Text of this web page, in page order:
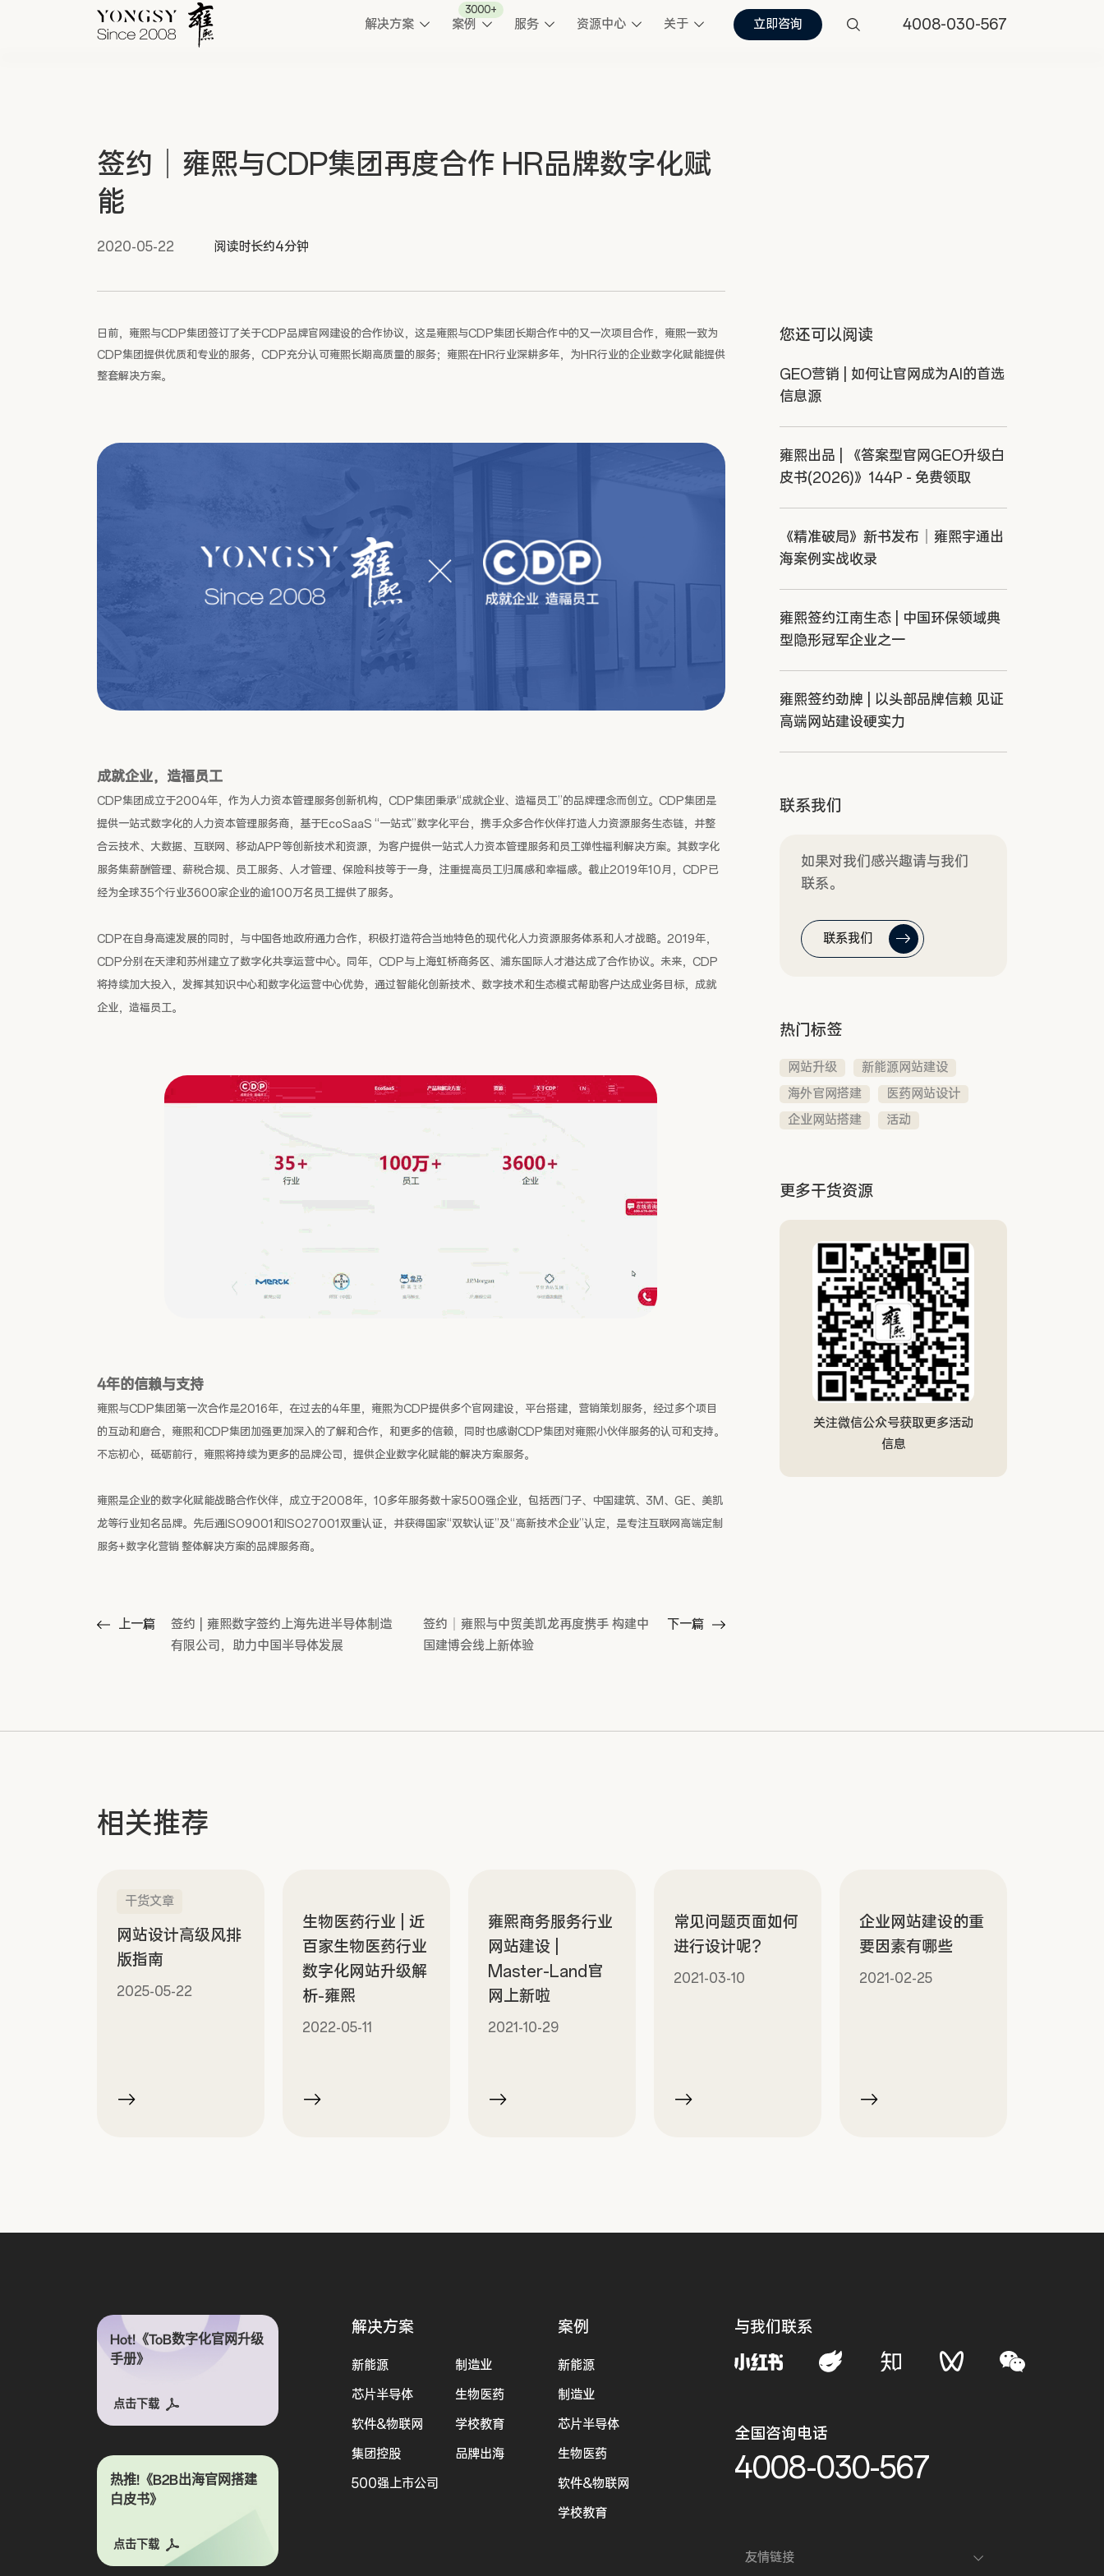
解决方案 案例
3000+
服务 资源中心 关于 立即咨询
新能源案例
4008-030-567
签约｜雍熙与CDP集团再度合作 HR品牌数字化赋
能
2020-05-22 阅读时长约4分钟
日前，雍熙与CDP集团签订了关于CDP品牌官网建设的合作协议，这是雍熙与CDP集团长期合作中的又一次项目合作，雍熙一致为
CDP集团提供优质和专业的服务，CDP充分认可雍熙长期高质量的服务；雍熙在HR行业深耕多年，为HR行业的企业数字化赋能提供
整套解决方案。
成就企业，造福员工
CDP集团成立于2004年，作为人力资本管理服务创新机构，CDP集团秉承“成就企业、造福员工”的品牌理念而创立。CDP集团是
提供一站式数字化的人力资本管理服务商，基于EcoSaaS “一站式”数字化平台，携手众多合作伙伴打造人力资源服务生态链，并整
合云技术、大数据、互联网、移动APP等创新技术和资源，为客户提供一站式人力资本管理服务和员工弹性福利解决方案。其数字化
服务集薪酬管理、薪税合规、员工服务、人才管理、保险科技等于一身，注重提高员工归属感和幸福感。截止2019年10月，CDP已
经为全球35个行业3600家企业的逾100万名员工提供了服务。
CDP在自身高速发展的同时，与中国各地政府通力合作，积极打造符合当地特色的现代化人力资源服务体系和人才战略。2019年，
CDP分别在天津和苏州建立了数字化共享运营中心。同年，CDP与上海虹桥商务区、浦东国际人才港达成了合作协议。未来，CDP
将持续加大投入，发挥其知识中心和数字化运营中心优势，通过智能化创新技术、数字技术和生态模式帮助客户达成业务目标，成就
企业，造福员工。
4年的信赖与支持
雍熙与CDP集团第一次合作是2016年，在过去的4年里，雍熙为CDP提供多个官网建设，平台搭建，营销策划服务，经过多个项目
的互动和磨合，雍熙和CDP集团加强更加深入的了解和合作，和更多的信赖，同时也感谢CDP集团对雍熙小伙伴服务的认可和支持。
不忘初心，砥砺前行，雍熙将持续为更多的品牌公司，提供企业数字化赋能的解决方案服务。
雍熙是企业的数字化赋能战略合作伙伴，成立于2008年，10多年服务数十家500强企业，包括西门子、中国建筑、3M、GE、美凯
龙等行业知名品牌。先后通ISO9001和ISO27001双重认证，并获得国家“双软认证”及“高新技术企业”认定，是专注互联网高端定制
服务+数字化营销 整体解决方案的品牌服务商。
上一篇
签约 | 雍熙数字签约上海先进半导体制造
有限公司，助力中国半导体发展
下一篇
签约｜雍熙与中贸美凯龙再度携手 构建中
国建博会线上新体验
您还可以阅读
GEO营销 | 如何让官网成为AI的首选
信息源
雍熙出品 | 《答案型官网GEO升级白
皮书(2026)》144P - 免费领取
《精准破局》新书发布｜雍熙宇通出
海案例实战收录
雍熙签约江南生态 | 中国环保领域典
型隐形冠军企业之一
雍熙签约劲牌 | 以头部品牌信赖 见证
高端网站建设硬实力
联系我们
如果对我们感兴趣请与我们
联系。
联系我们
热门标签
网站升级
新能源网站建设
海外官网搭建
医药网站设计
企业网站搭建
活动
更多干货资源
关注微信公众号获取更多活动
信息
相关推荐
干货文章
网站设计高级风排
版指南
2025-05-22
生物医药行业 | 近
百家生物医药行业
数字化网站升级解
析-雍熙
2022-05-11
雍熙商务服务行业
网站建设 |
Master-Land官
网上新啦
2021-10-29
常见问题页面如何
进行设计呢？
2021-03-10
企业网站建设的重
要因素有哪些
2021-02-25
Hot!《ToB数字化官网升级
手册》
点击下载
热推!《B2B出海官网搭建
白皮书》
点击下载
解决方案
新能源
制造业
芯片半导体
生物医药
软件&物联网
学校教育
集团控股
品牌出海
500强上市公司
案例
新能源
制造业
芯片半导体
生物医药
软件&物联网
学校教育
与我们联系
全国咨询电话
4008-030-567
友情链接